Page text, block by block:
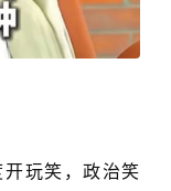
玩笑，政治笑